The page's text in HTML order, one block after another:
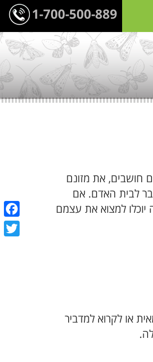
1-700-500-889
חושבים, את מזונם
לבית האדם. אם
יוכלו למצוא את עצמם
או לקרוא למדביר